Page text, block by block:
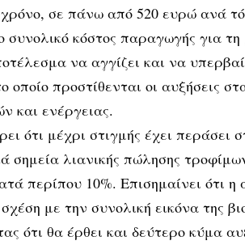
σε πάνω από 520 ευρώ ανά
συνολικό κόστος παραγωγής για
να αγγίζει και να
προστίθενται οι αυξήσεις
και ενέργειας.
ότι μέχρι στιγμής έχει περάσει
σημεία λιανικής πώλησης
περίπου 10%. Επισημαίνει ότι η
με την συνολική εικόνα της
ότι θα έρθει και δεύτερο κύμα